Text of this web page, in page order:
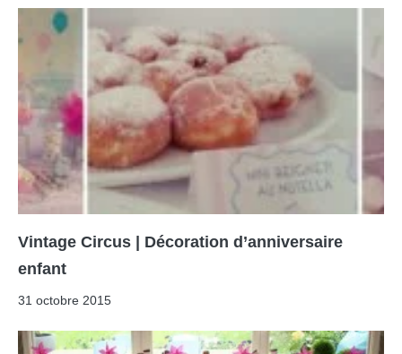
Vintage Circus | Décoration d’anniversaire
enfant
31 octobre 2015